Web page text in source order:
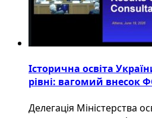
Історична освіта
рівні: вагомий внесок
Делегація Міністерства